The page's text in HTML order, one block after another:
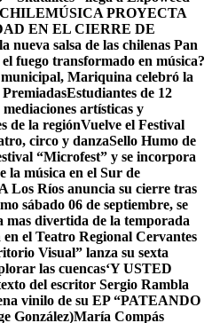
CHILEMÚSICA PROYECTA
EN EL CIERRE DE
nueva salsa de las chilenas Pan
el fuego transformado en música?
Mariquina celebró la
PremiadasEstudiantes de 12
artísticas y
de la regiónVuelve el Festival
circo y danzaSello Humo de
“Microfest” y se incorpora
la música en el Sur de
Los Ríos anuncia su cierre tras
sábado 06 de septiembre, se
mas divertida de la temporada
el Teatro Regional Cervantes
Visual” lanza su sexta
las cuencas‘Y USTED
del escritor Sergio Rambla
vinilo de su EP “PATEANDO
González)María Compás